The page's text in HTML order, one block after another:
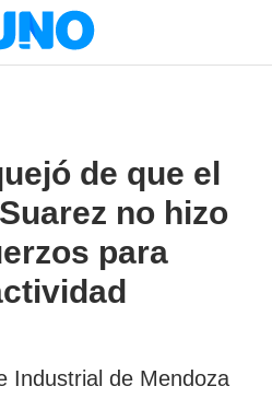
de que el
no hizo
para
Industrial de Mendoza